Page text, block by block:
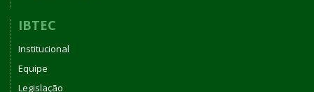
IBTEC
Institucional
Equipe
Legislação